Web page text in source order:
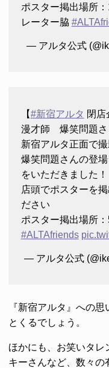
ポスター掲出場所
レーター脇
— アルタ公式
【#新宿アルタ 閉店
漫才師 爆笑問題さ
新宿アルタ正面で
爆笑問題さんの登
をいただきました！
店頭でポスターを
ださい
ポスター掲出場所
#ALTAfriends
— アルタ公式
『新宿アルタ』への
とくるでしょう。
ほかにも、お笑いタレ
キーさんなど、数々の